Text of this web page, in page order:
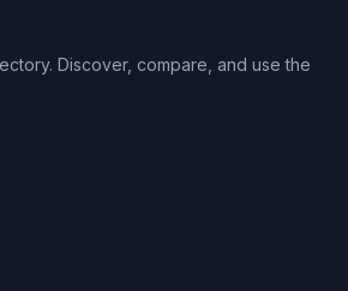
Discover, compare, and use the